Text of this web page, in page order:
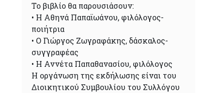
Το βιβλίο θα παρουσιάσουν:
• Η Αθηνά Παπαϊωάνου, φιλόλογος-
ποιήτρια
• Ο Γιώργος Ζωγραφάκης, δάσκαλος-
συγγραφέας
• Η Αννέτα Παπαθανασίου, φιλόλογος
Η οργάνωση της εκδήλωσης είναι του
Διοικητικού Συμβουλίου του Συλλόγου